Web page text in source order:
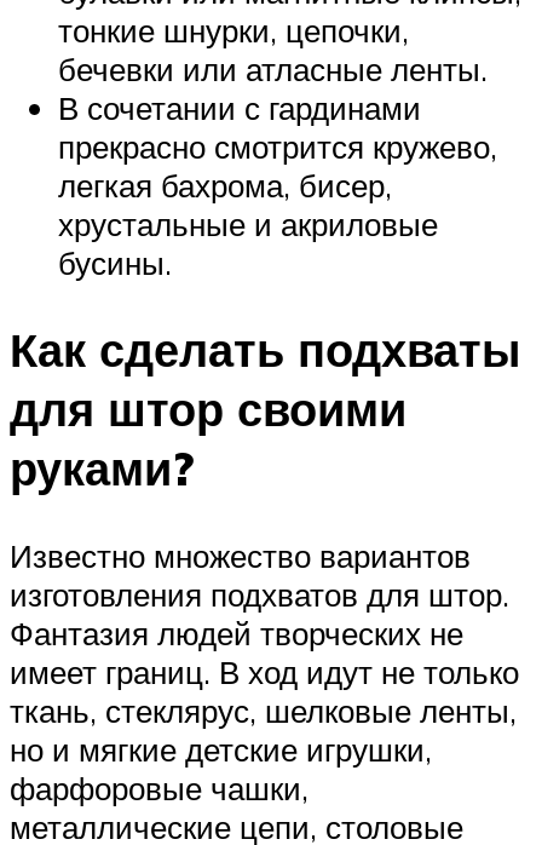
тонкие шнурки, цепочки,
бечевки или атласные ленты.
В сочетании с гардинами
прекрасно смотрится кружево,
легкая бахрома, бисер,
хрустальные и акриловые
бусины.
Как сделать подхваты
для штор своими
руками?
Известно множество вариантов
изготовления подхватов для штор.
Фантазия людей творческих не
имеет границ. В ход идут не только
ткань, стеклярус, шелковые ленты,
но и мягкие детские игрушки,
фарфоровые чашки,
металлические цепи, столовые